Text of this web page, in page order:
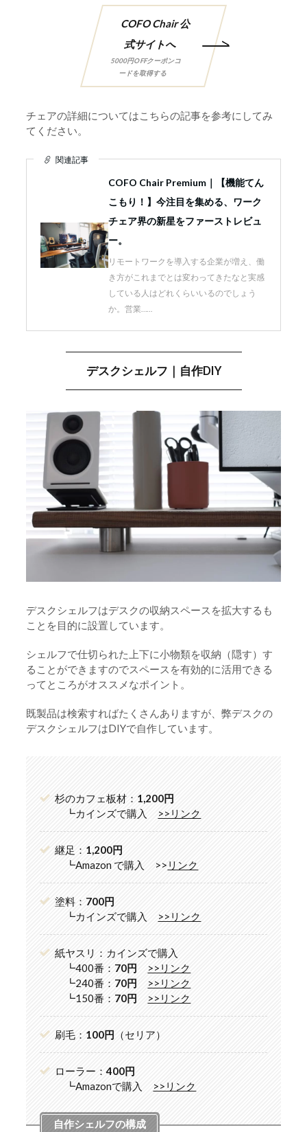
COFO Chair 公
式サイトへ
チェアの詳細についてはこちらの記事を参考にしてみ
てください。
関連記事
COFO Chair Premium｜【機能てん
こもり！】今注目を集める、ワーク
チェア界の新星をファーストレビュ
ー。
リモートワークを導入する企業が増え、働
き方がこれまでとは変わってきたなと実感
している人はどれくらいいるのでしょう
か。営業……
デスクシェルフ｜自作DIY
デスクシェルフはデスクの収納スペースを拡大するも
ことを目的に設置しています。
シェルフで仕切られた上下に小物類を収納（隠す）す
ることができますのでスペースを有効的に活用できる
ってところがオススメなポイント。
既製品は検索すればたくさんありますが、弊デスクの
デスクシェルフはDIYで自作しています。
自作シェルフの構成
杉のカフェ板材： 1,200円
┗カインズで購入 >>リンク
継足： 1,200円
┗Amazon で購入 >> リンク
塗料： 700円
┗カインズで購入 >>リンク
紙ヤスリ：カインズで購入
┗400番： 70円
>>リンク
┗240番： 70円
>>リンク
┗150番： 70円 >>リンク
刷毛： 100円 （セリア）
ローラー：400円
┗Amazonで購入 >>リンク